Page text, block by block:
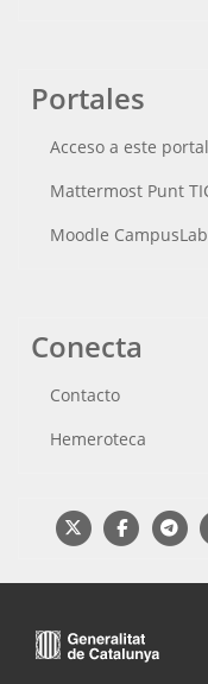
Portales
Acceso a este portal
Mattermost Punt
Moodle CampusLab
Conecta
Contacto
Hemeroteca